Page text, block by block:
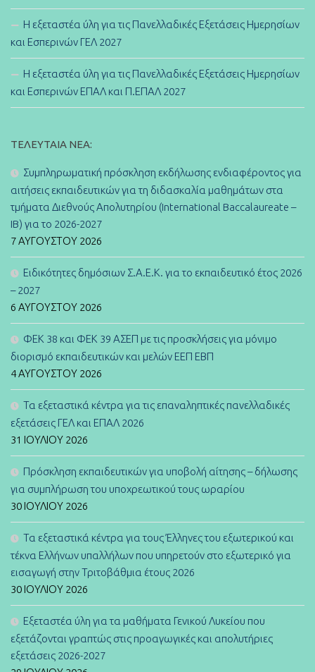
Η εξεταστέα ύλη για τις Πανελλαδικές Εξετάσεις Ημερησίων
και Εσπερινών ΓΕΛ 2027
Η εξεταστέα ύλη για τις Πανελλαδικές Εξετάσεις Ημερησίων
και Εσπερινών ΕΠΑΛ και Π.ΕΠΑΛ 2027
ΤΕΛΕΥΤΑΊΑ ΝΈΑ:
Συμπληρωματική πρόσκληση εκδήλωσης ενδιαφέροντος για
αιτήσεις εκπαιδευτικών για τη διδασκαλία μαθημάτων στα
τμήματα Διεθνούς Απολυτηρίου (International Baccalaureate –
IB) για το 2026-2027
7 ΑΥΓΟΎΣΤΟΥ 2026
Ειδικότητες δημόσιων Σ.Α.Ε.Κ. για το εκπαιδευτικό έτος 2026
– 2027
6 ΑΥΓΟΎΣΤΟΥ 2026
ΦΕΚ 38 και ΦΕΚ 39 ΑΣΕΠ με τις προσκλήσεις για μόνιμο
διορισμό εκπαιδευτικών και μελών ΕΕΠ ΕΒΠ
4 ΑΥΓΟΎΣΤΟΥ 2026
Τα εξεταστικά κέντρα για τις επαναληπτικές πανελλαδικές
εξετάσεις ΓΕΛ και ΕΠΑΛ 2026
31 ΙΟΥΛΊΟΥ 2026
Πρόσκληση εκπαιδευτικών για υποβολή αίτησης – δήλωσης
για συμπλήρωση του υποχρεωτικού τους ωραρίου
30 ΙΟΥΛΊΟΥ 2026
Τα εξεταστικά κέντρα για τους Έλληνες του εξωτερικού και
τέκνα Ελλήνων υπαλλήλων που υπηρετούν στο εξωτερικό για
εισαγωγή στην Τριτοβάθμια έτους 2026
30 ΙΟΥΛΊΟΥ 2026
Εξεταστέα ύλη για τα μαθήματα Γενικού Λυκείου που
εξετάζονται γραπτώς στις προαγωγικές και απολυτήριες
εξετάσεις 2026-2027